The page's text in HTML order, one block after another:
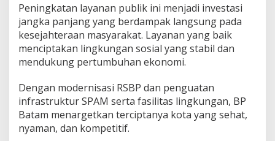
Peningkatan layanan publik ini menjadi investasi
jangka panjang yang berdampak langsung pada
kesejahteraan masyarakat. Layanan yang baik
menciptakan lingkungan sosial yang stabil dan
mendukung pertumbuhan ekonomi.
Dengan modernisasi RSBP dan penguatan
infrastruktur SPAM serta fasilitas lingkungan, BP
Batam menargetkan terciptanya kota yang sehat,
nyaman, dan kompetitif.